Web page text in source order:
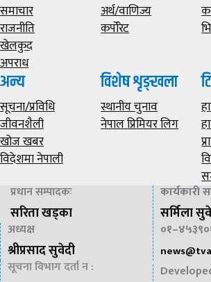
समाचार
राजनीति
खेलकुद
अपराध
अर्थ/वाणिज्य
कर्पोरेट
अन्य
सूचना/प्रविधि
जीवनशैली
खोज खबर
विदेशमा नेपाली
विशेष शृङ्खला
स्थानीय चुनाव
नेपाल प्रिमियर लिग
प्रधान सम्पादकः
सरिता खड्का
कार्यकारी
सर्मिला
अध्यक्ष
श्रीप्रसाद सुवेदी news@
सूचना विभाग दर्ता न :